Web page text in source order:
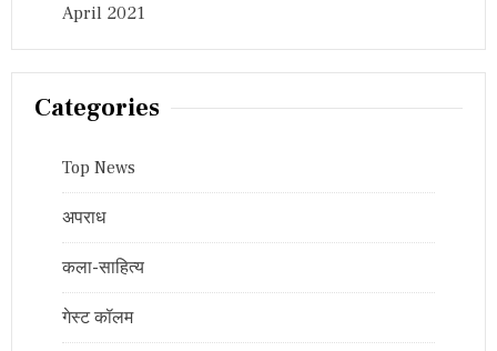
April 2021
Categories
Top News
अपराध
कला-साहित्य
गेस्ट कॉलम